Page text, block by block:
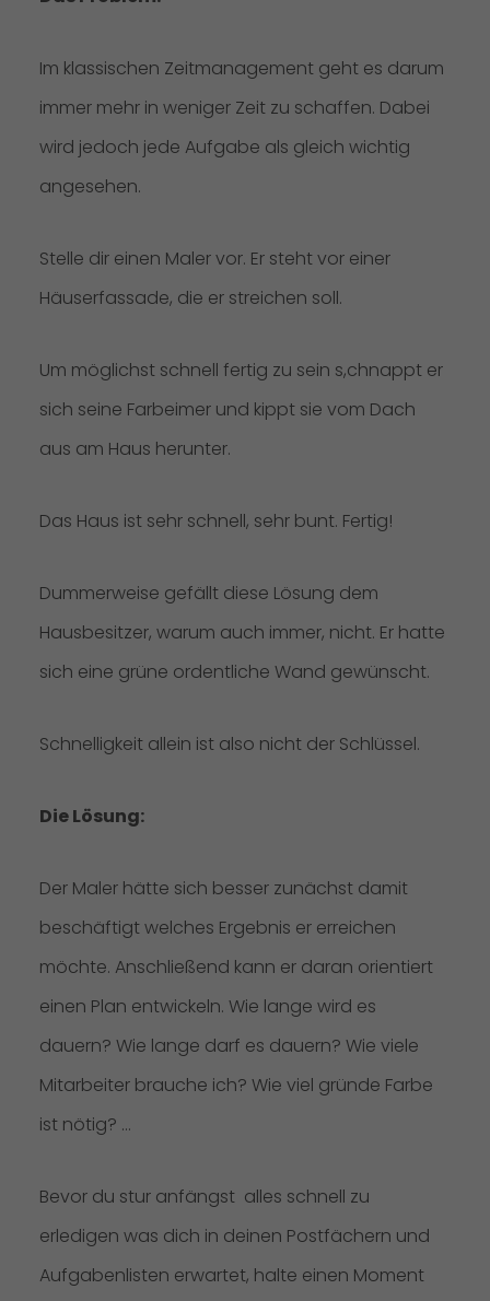
Im klassischen Zeitmanagement geht es darum
immer mehr in weniger Zeit zu schaffen. Dabei
wird jedoch jede Aufgabe als gleich wichtig
angesehen.
Stelle dir einen Maler vor. Er steht vor einer
Häuserfassade, die er streichen soll.
Um möglichst schnell fertig zu sein s,chnappt er
sich seine Farbeimer und kippt sie vom Dach
aus am Haus herunter.
Das Haus ist sehr schnell, sehr bunt. Fertig!
Dummerweise gefällt diese Lösung dem
Hausbesitzer, warum auch immer, nicht. Er hatte
sich eine grüne ordentliche Wand gewünscht.
Schnelligkeit allein ist also nicht der Schlüssel.
Die Lösung:
Der Maler hätte sich besser zunächst damit
beschäftigt welches Ergebnis er erreichen
möchte. Anschließend kann er daran orientiert
einen Plan entwickeln. Wie lange wird es
dauern? Wie lange darf es dauern? Wie viele
Mitarbeiter brauche ich? Wie viel gründe Farbe
ist nötig? …
Bevor du stur anfängst alles schnell zu
erledigen was dich in deinen Postfächern und
Aufgabenlisten erwartet, halte einen Moment